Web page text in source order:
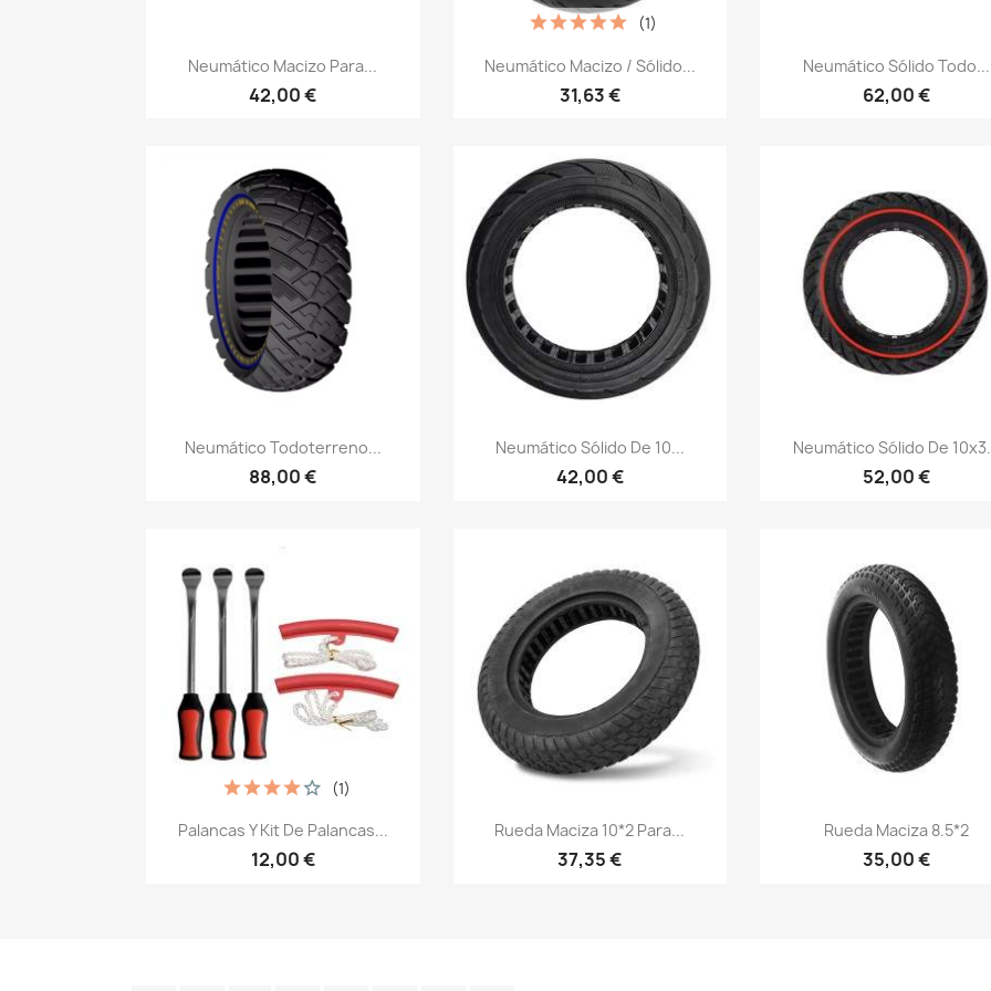
Vista rápida
Neumático Macizo Para...
42,00 €
Vista rápida
Neumático Macizo / Sólido...
31,63 €
(1)
Vista rápida
Neumático Sólido Todo...
62,00 €
Vista rápida
Neumático Todoterreno...
88,00 €
Vista rápida
Neumático Sólido De 10...
42,00 €
Vista rápida
Neumático Sólido De
52,00 €
Vista rápida
Palancas Y Kit De Palancas...
12,00 €
(1)
Vista rápida
Rueda Maciza 10*2 Para...
37,35 €
Vista rápida
Rueda Maciza 8.5*2
35,00 €